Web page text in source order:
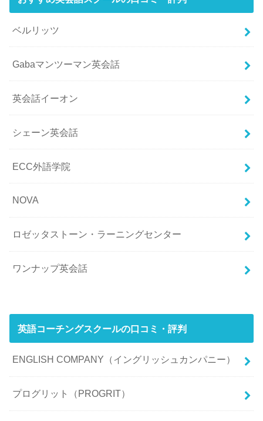
ベルリッツ
Gabaマンツーマン英会話
英会話イーオン
シェーン英会話
ECC外語学院
NOVA
ロゼッタストーン・ラーニングセンター
ワンナップ英会話
英語コーチングスクールの口コミ・評判
ENGLISH COMPANY（イングリッシュカンパニー）
プログリット（PROGRIT）